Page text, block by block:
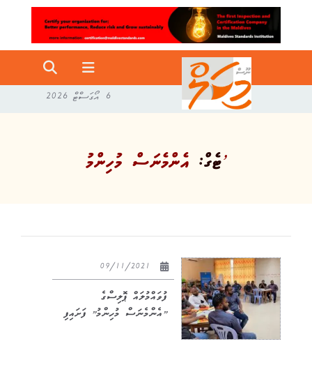
6 އޯގަސްޓް 2026
ޓެގް:އެންމެނަސް މުހިންމު’
ފުވައްމުލައް ޕޮލިސްގެ
”އެންމެނަސް މުހިންމު” ފަށައިފި